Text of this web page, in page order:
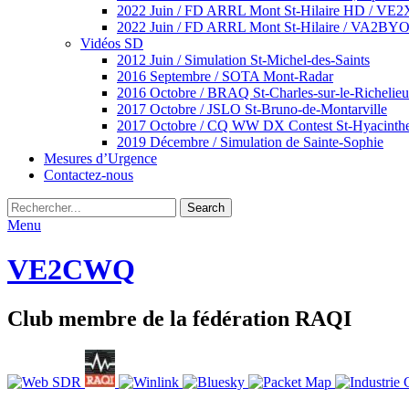
2022 Juin / FD ARRL Mont St-Hilaire HD /
2022 Juin / FD ARRL Mont St-Hilaire / VA2BYO
Vidéos SD
2012 Juin / Simulation St-Michel-des-Saints
2016 Septembre / SOTA Mont-Radar
2016 Octobre / BRAQ St-Charles-sur-le-Richelieu
2017 Octobre / JSLO St-Bruno-de-Montarville
2017 Octobre / CQ WW DX Contest St-
2019 Décembre / Simulation de Sainte-Sophie
Mesures d’Urgence
Contactez-nous
Rechercher
Recherche
pour
Menu
VE2CWQ
Club membre de la fédération RAQI